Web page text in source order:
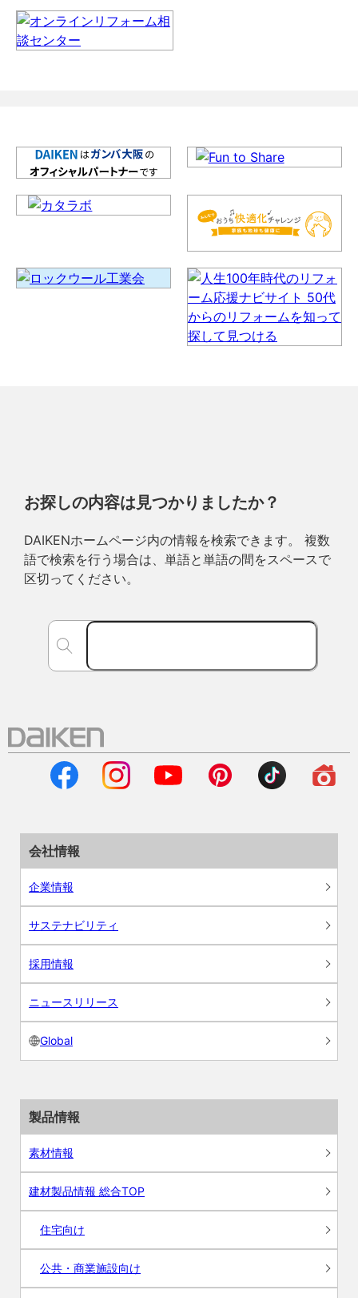
お探しの内容は見つかりましたか？
DAIKENホームページ内の情報を検索できます。 複数
語で検索を行う場合は、単語と単語の間をスペースで
区切ってください。
会社情報
企業情報
サステナビリティ
採用情報
ニュースリリース
Global
製品情報
素材情報
建材製品情報 総合TOP
住宅向け
公共・商業施設向け